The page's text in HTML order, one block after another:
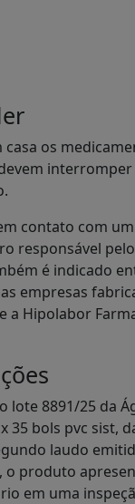
os
interromper
contato com
responsável
é indicado
empresas
a Hipolabor
lote 8891/25 da
35 bols pvc sist,
laudo
o produto
em uma